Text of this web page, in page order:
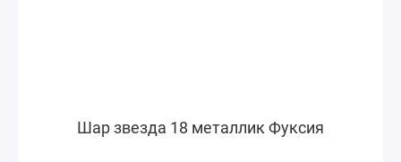
Шар звезда 18 металлик Фуксия